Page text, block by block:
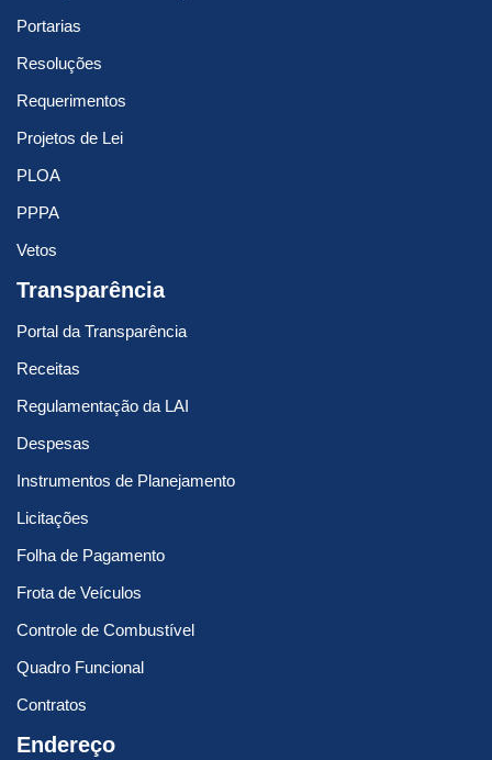
Portarias
Resoluções
Requerimentos
Projetos de Lei
PLOA
PPPA
Vetos
Transparência
Portal da Transparência
Receitas
Regulamentação da LAI
Despesas
Instrumentos de Planejamento
Licitações
Folha de Pagamento
Frota de Veículos
Controle de Combustível
Quadro Funcional
Contratos
Endereço